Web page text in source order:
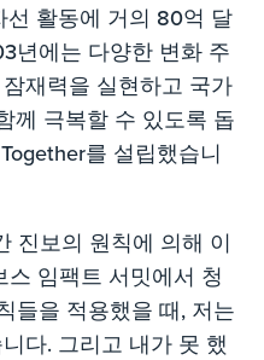
선 활동에 거의 80억 달
년에는 다양한 변화 주
재력을 실현하고 국가
께 극복할 수 있도록 돕
를 설립했습니
진보의 원칙에 의해 이
임팩트 서밋에서 청
들을 적용했을 때, 저는
다. 그리고 내가 못 했